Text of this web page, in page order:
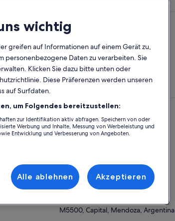
Sprachen
der
den
beibringt,
Ort der Aktivität
Don Manuel Villafane Bodega
Treffpunkt/Ort der Einlösung
Viajes & Diseño
M5500, Capital, Mendoza, Argentina
wichtig
greifen auf Informationen auf einem Gerät zu,
personenbezogene Daten zu verarbeiten. Sie
Klicken Sie dazu bitte unten oder
Diese Präferenzen werden unseren
auf Surfdaten.
um Folgendes bereitzustellen:
zur Identifikation aktiv abfragen. Speichern von oder
Werbung und Inhalte, Messung von Werbeleistung und
Entwicklung und Verbesserung von Angeboten.
Alle ablehnen Akzeptieren